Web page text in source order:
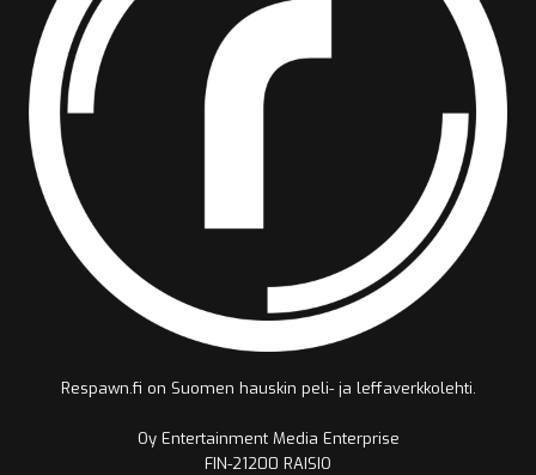
Respawn.fi on Suomen hauskin peli- ja leffaverkkolehti.
Oy Entertainment Media Enterprise
FIN-21200 RAISIO